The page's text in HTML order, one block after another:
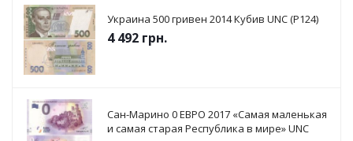
Украина 500 гривен 2014 Кубив UNC (P124)
4 492 грн.
Сан-Марино 0 ЕВРО 2017 «Самая маленькая
и самая старая Республика в мире» UNC